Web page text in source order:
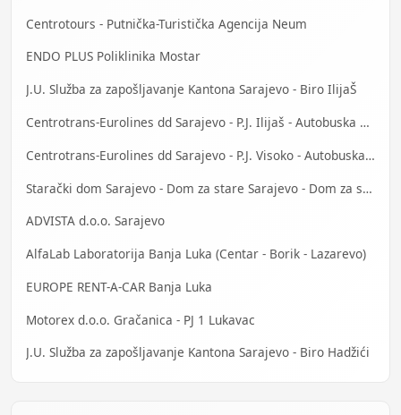
Centrotours - Putnička-Turistička Agencija Neum
ENDO PLUS Poliklinika Mostar
J.U. Služba za zapošljavanje Kantona Sarajevo - Biro IlijaŠ
Centrotrans-Eurolines dd Sarajevo - P.J. Ilijaš - Autobuska stanica
Centrotrans-Eurolines dd Sarajevo - P.J. Visoko - Autobuska stanica
Starački dom Sarajevo - Dom za stare Sarajevo - Dom za stara lica Sarajevo
ADVISTA d.o.o. Sarajevo
AlfaLab Laboratorija Banja Luka (Centar - Borik - Lazarevo)
EUROPE RENT-A-CAR Banja Luka
Motorex d.o.o. Gračanica - PJ 1 Lukavac
J.U. Služba za zapošljavanje Kantona Sarajevo - Biro Hadžići